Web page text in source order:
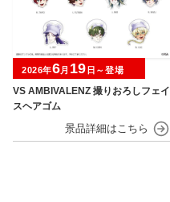
VS AMBIVALENZ 撮りおろしフェイ
スヘアゴム
2026年6月 19 日～登場